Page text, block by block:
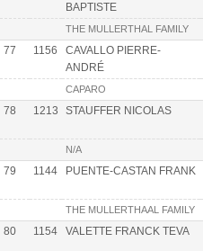
BAPTISTE
THE MULLERTHAL FAMILY
77 1156
CAVALLO PIERRE-
ANDRÉ
CAPARO
78 1213 STAUFFER NICOLAS
N/A
79 1144 PUENTE-CASTAN FRANK
THE MULLERTHAAL FAMILY
80 1154 VALETTE FRANCK TEVA